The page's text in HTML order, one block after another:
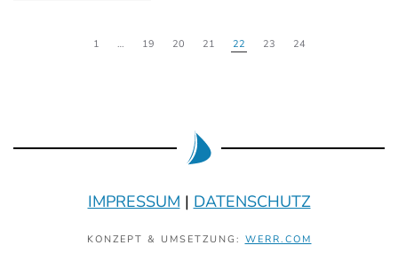
1 … 19 20 21 22 23 24
IMPRESSUM | DATENSCHUTZ
KONZEPT & UMSETZUNG: WERR.COM